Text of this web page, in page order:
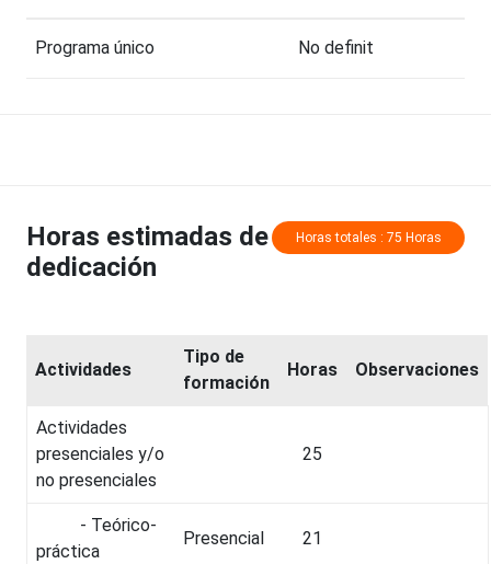
Programa único No definit
Horas estimadas de
dedicación
Horas totales : 75 Horas
Actividades
Tipo de
formación
Horas Observaciones
Actividades
presenciales y/o
no presenciales
25
- Teórico-
práctica
Presencial 21